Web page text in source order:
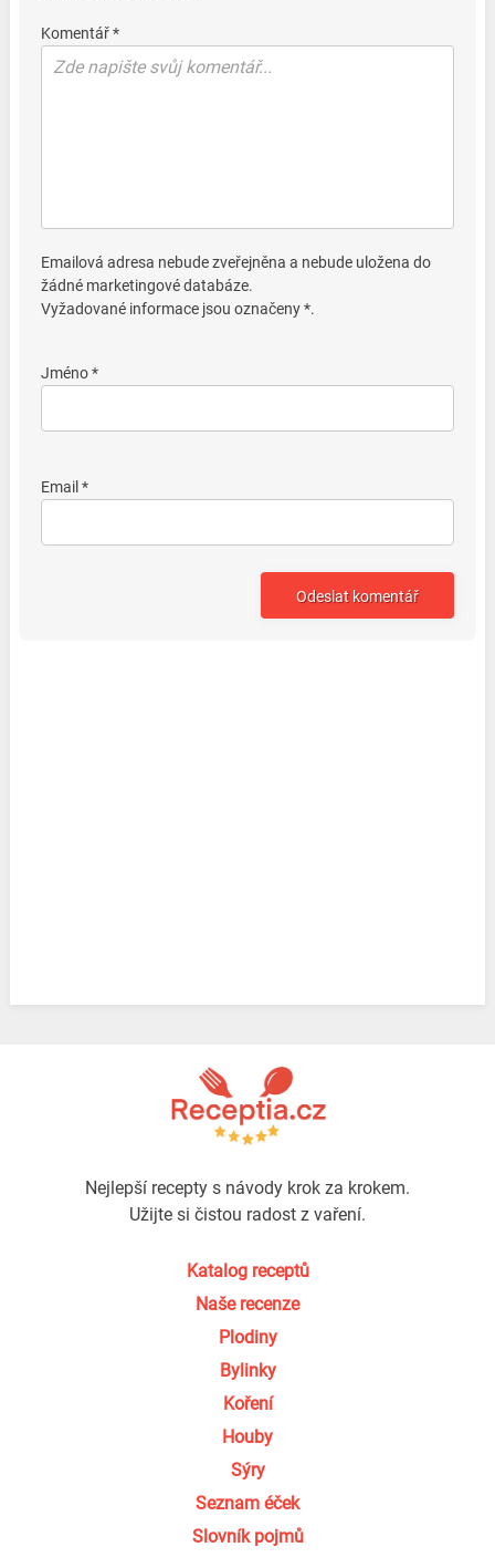
Komentář *
Emailová adresa nebude zveřejněna a nebude uložena do
žádné marketingové databáze.
Vyžadované informace jsou označeny *.
Jméno *
Email *
Nejlepší recepty s návody krok za krokem.
Užijte si čistou radost z vaření.
Katalog receptů
Naše recenze
Plodiny
Bylinky
Koření
Houby
Sýry
Seznam éček
Slovník pojmů